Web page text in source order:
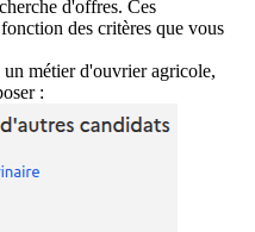
d'offres. Ces
des critères que vous
métier d'ouvrier agricole,
: